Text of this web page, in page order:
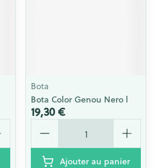
Bota
Bota Color Genou Nero l
19,30 €
Quantité
Ajouter au panier